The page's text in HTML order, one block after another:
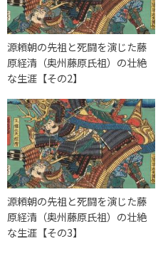
源頼朝の先祖と死闘を演じた藤
原経清（奥州藤原氏祖）の壮絶
な生涯【その2】
源頼朝の先祖と死闘を演じた藤
原経清（奥州藤原氏祖）の壮絶
な生涯【その3】